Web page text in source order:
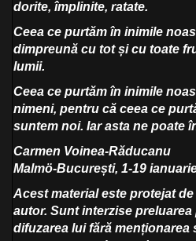
dorite, împlinite, ratate.
Ceea ce purtăm în inimile
dimpreună cu tot și cu toate
lumii.
Ceea ce purtăm în inimile
nimeni, pentru că ceea ce
suntem noi. Iar asta ne poate
Carmen Voinea-Răducanu
Malmö-București, 1-19
Acest material este protejat
autor. Sunt interzise
difuzarea lui fără